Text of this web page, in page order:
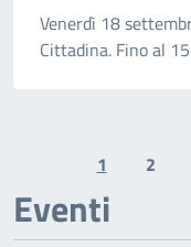
Venerdì 18
Cittadina. Fino al
Previous page
1 2
Eventi